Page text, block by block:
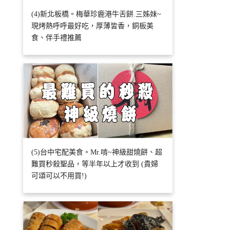
(4)新北板橋。梅華珍鹿港牛舌餅.三姊妹~
現烤熱呼呼最好吃，厚薄皆香，銅板美
食、伴手禮推薦
(5)台中宅配美食。Mr.啃~神級甜燒餅、超
難買秒殺聖品，等半年以上才收到 (貴婦
可頌可以不用買!)